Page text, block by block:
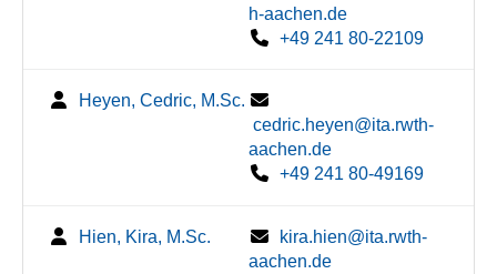
h-aachen.de
+49 241 80-22109
Heyen, Cedric, M.Sc.
cedric.heyen@ita.rwth-
aachen.de
+49 241 80-49169
Hien, Kira, M.Sc.
kira.hien@ita.rwth-
aachen.de